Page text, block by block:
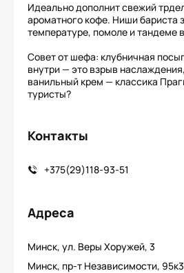
Идеально дополнит свежий
ароматного кофе. Ниши бариста
температуре, помоле и тандеме
Совет от шефа: клубничная
внутри — это взрыв
ванильный крем — классика
туристы?
Контакты
+375(29)118-93-51
Адреса
Минск, ул. Веры Хоружей, 3
Минск, пр-т Независимости, 95к3